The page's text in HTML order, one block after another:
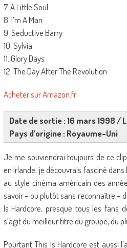
7. A Little Soul
8. I’m A Man
9. Seductive Barry
10. Sylvia
11. Glory Days
12. The Day After The Revolution
Acheter sur Amazon.fr
Date de sortie : 16 mars 1998 /
Pays d’origine : Royaume-Uni
Je me souviendrai toujours de ce
en Irlande, je découvrais fasciné dans
au style cinéma américain des
savoir – ou plutôt sans reconnaître –
Is Hardcore, presque tous les fans
s’agit du meilleur titre du groupe, du
Pourtant This Is Hardcore est aussi